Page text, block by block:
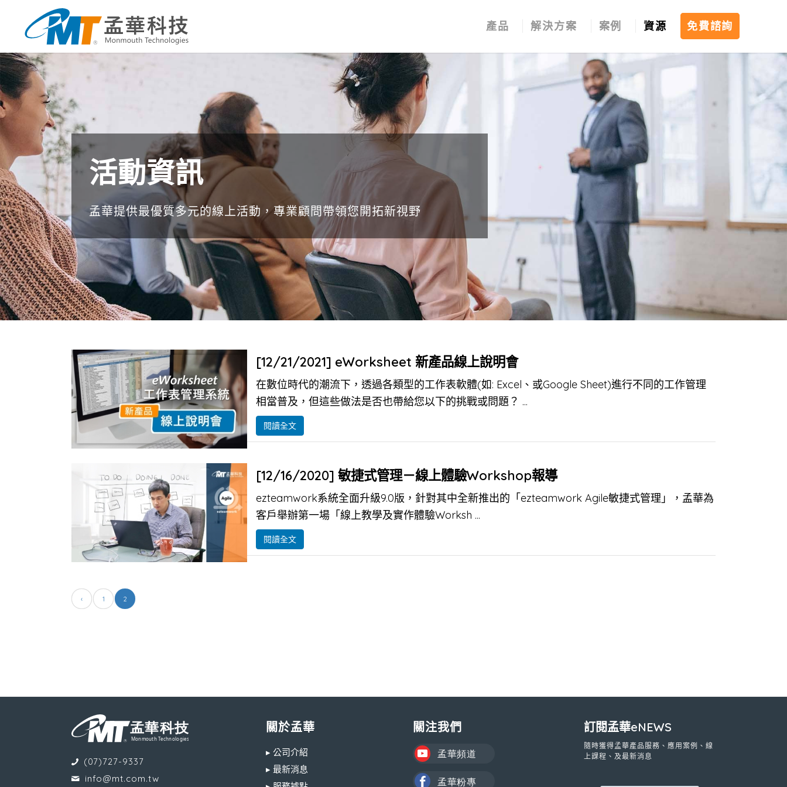
產品 解決方案 案例 資源 免費諮詢
活動資訊
孟華提供最優質多元的線上活動，專業顧問帶領您開拓新視野
[12/21/2021] eWorksheet 新產品線上說明會
在數位時代的潮流下，透過各類型的工作表軟體(如: Excel、或Google Sheet)進行不同的工作管理
相當普及，但這些做法是否也帶給您以下的挑戰或問題？ ...
閱讀全文
[12/16/2020] 敏捷式管理－線上體驗Workshop報導
ezteamwork系統全面升級9.0版，針對其中全新推出的「ezteamwork Agile敏捷式管理」，孟華為
客戶舉辦第一場「線上教學及實作體驗Worksh ...
閱讀全文
‹ 1 2
(07)727-9337
info@mt.com.tw
關於孟華
▸ 公司介紹
▸ 最新消息
關注我們 訂閱孟華eNEWS
隨時獲得孟華產品服務、應用案例、線
上課程、及最新消息